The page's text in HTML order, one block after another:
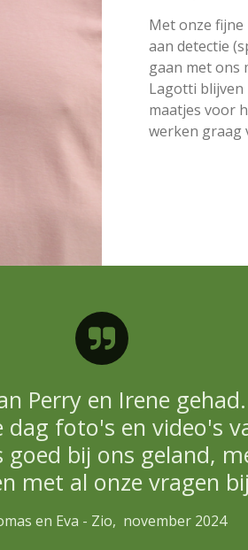
Met onze fijne
aan detectie
gaan met ons
Lagotti blijven
maatjes voor
werken graag
Perry en Irene
foto's en video's
bij ons geland,
met al onze vragen
en Eva - Zio, november 2024